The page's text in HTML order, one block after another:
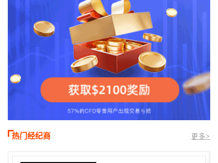
热门经纪商 更多>